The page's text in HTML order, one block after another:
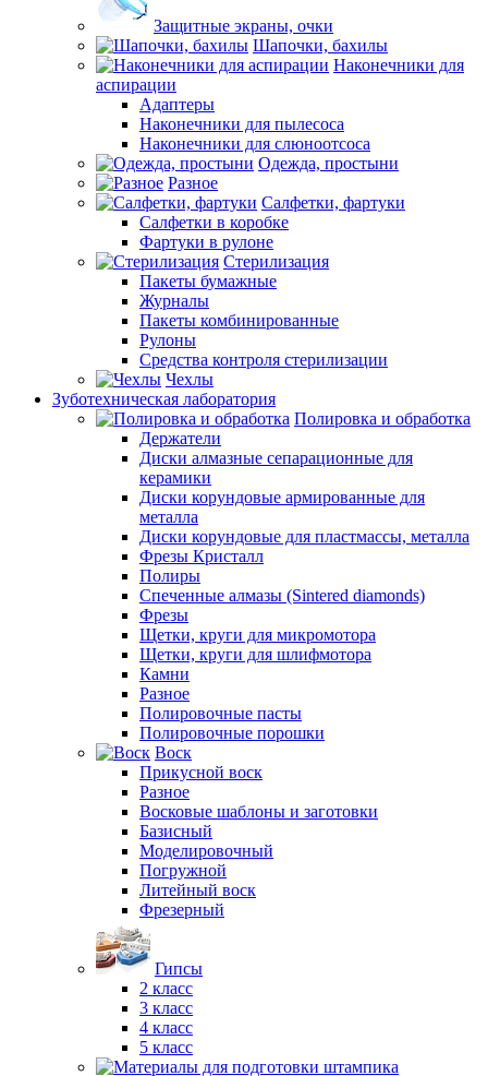
Защитные экраны, очки
Шапочки, бахилы
Наконечники для
аспирации
Адаптеры
Наконечники для пылесоса
Наконечники для слюноотсоса
Одежда, простыни
Разное
Салфетки, фартуки
Салфетки в коробке
Фартуки в рулоне
Стерилизация
Пакеты бумажные
Журналы
Пакеты комбинированные
Рулоны
Средства контроля стерилизации
Чехлы
Зуботехническая лаборатория
Полировка и обработка
Держатели
Диски алмазные сепарационные для
керамики
Диски корундовые армированные для
металла
Диски корундовые для пластмассы, металла
Фрезы Кристалл
Полиры
Спеченные алмазы (Sintered diamonds)
Фрезы
Щетки, круги для микромотора
Щетки, круги для шлифмотора
Камни
Разное
Полировочные пасты
Полировочные порошки
Воск
Прикусной воск
Разное
Восковые шаблоны и заготовки
Базисный
Моделировочный
Погружной
Литейный воск
Фрезерный
Гипсы
2 класс
3 класс
4 класс
5 класс